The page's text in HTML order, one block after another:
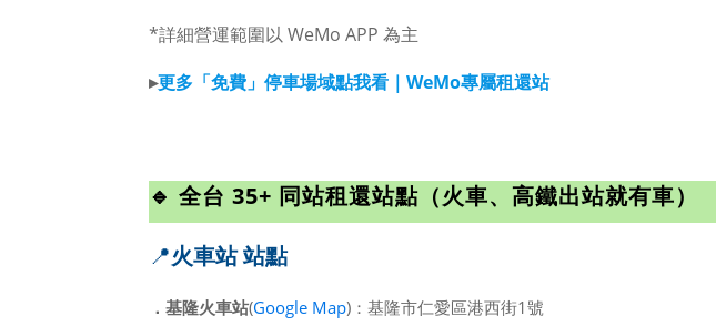
*詳細營運範圍以 WeMo APP 為主
▸更多「免費」停車場域點我看｜WeMo專屬租還站
🔹 全台 35+ 同站租還站點（火車、高鐵出站就有車）
📍火車站 站點
．基隆火車站(Google Map)：基隆市仁愛區港西街1號